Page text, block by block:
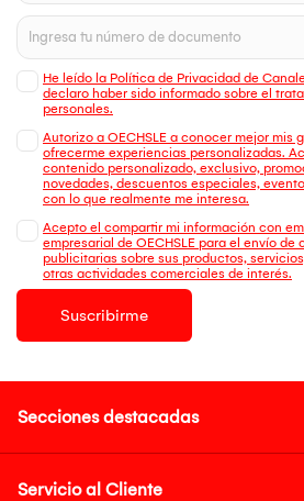
He leído la Política de Privacidad de
declaro haber sido informado sobre el
personales.
Autorizo a OECHSLE a conocer mejor mis
ofrecerme experiencias personalizadas.
contenido personalizado, exclusivo,
novedades, descuentos especiales,
con lo que realmente me interesa.
Acepto el compartir mi información con
empresarial de OECHSLE para el envío de
publicitarias sobre sus productos,
otras actividades comerciales de interés.
Suscribirme
Secciones destacadas
Servicio al Cliente